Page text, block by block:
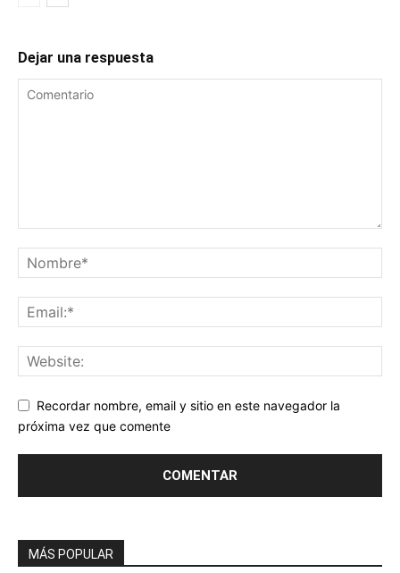
Dejar una respuesta
Recordar nombre, email y sitio en este navegador la
próxima vez que comente
MÁS POPULAR